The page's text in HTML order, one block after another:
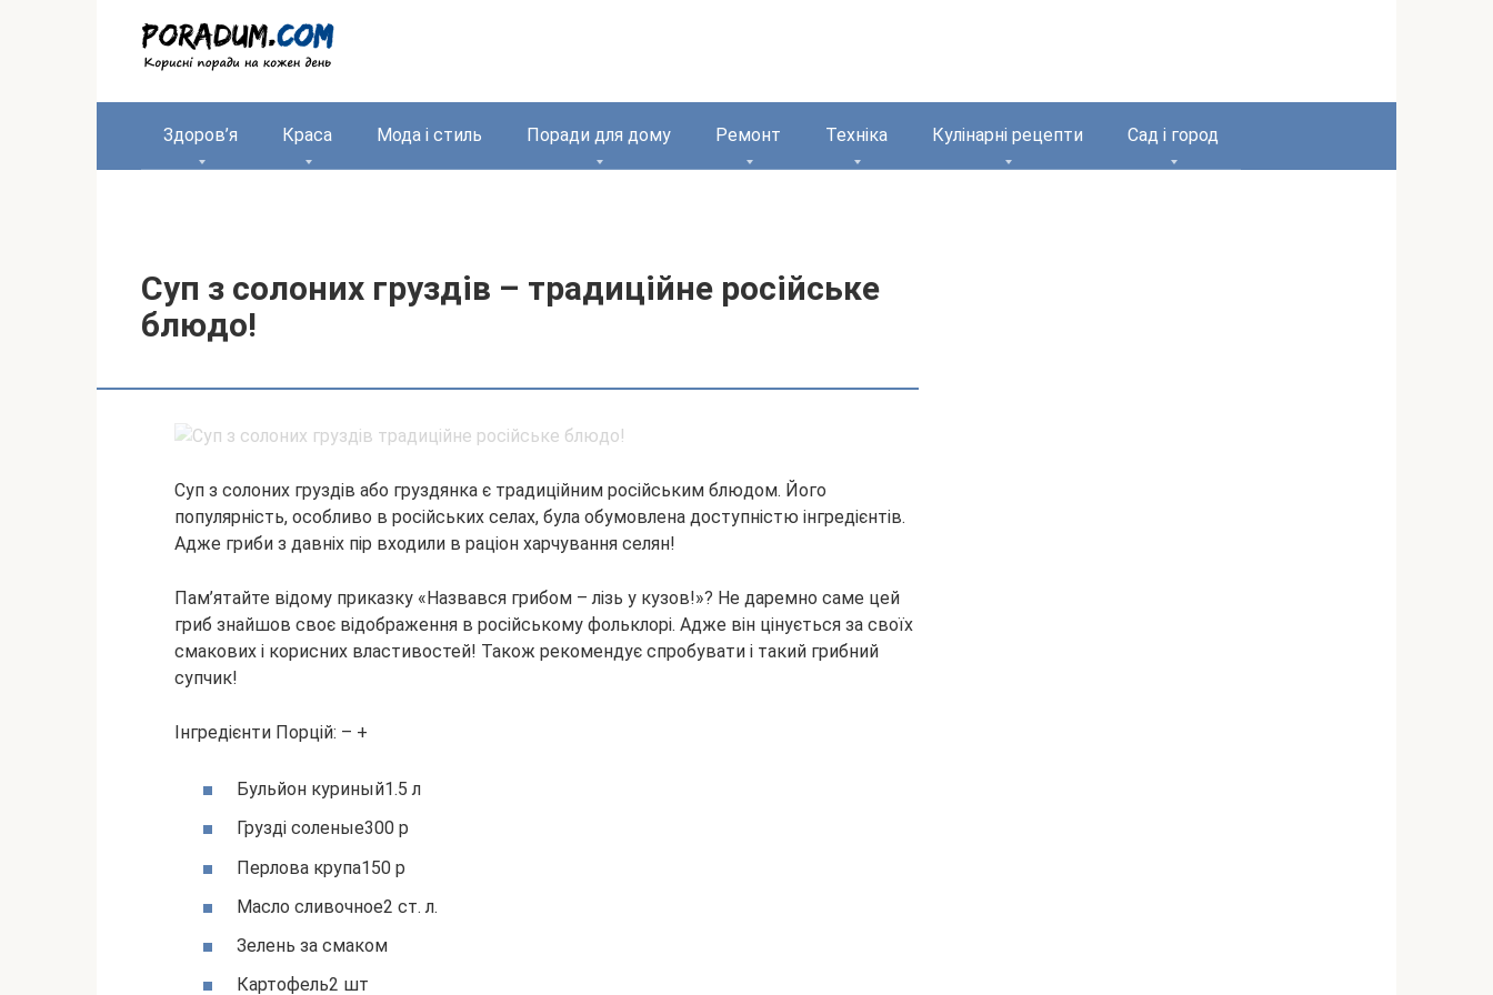
Здоров’я Краса Мода і стиль Поради для дому Ремонт Техніка Кулінарні рецепти Сад і город
Суп з солоних груздів – традиційне російське
блюдо!
Суп з солоних груздів або груздянка є традиційним російським блюдом. Його
популярність, особливо в російських селах, була обумовлена доступністю інгредієнтів.
Адже гриби з давніх пір входили в раціон харчування селян!
Пам’ятайте відому приказку «Назвався грибом – лізь у кузов!»? Не даремно саме цей
гриб знайшов своє відображення в російському фольклорі. Адже він цінується за своїх
смакових і корисних властивостей! Також рекомендує спробувати і такий грибний
супчик!
Інгредієнти Порцій: – +
Бульйон куриный1.5 л
Грузді соленые300 р
Перлова крупа150 р
Масло сливочное2 ст. л.
Зелень за смаком
Картофель2 шт